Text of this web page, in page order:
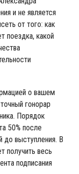
и не является
от того: как
поездка, какой
о вашем
гонорар
Порядок
50% после
до выступления. В
получить весь
подписания